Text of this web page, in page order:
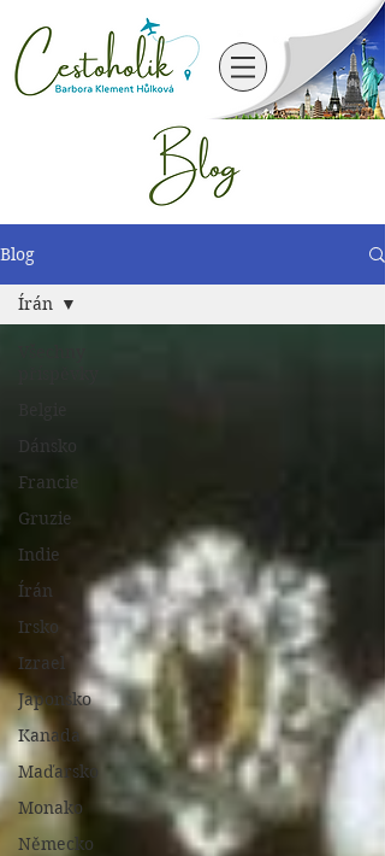
Blog
Dánsko
Francie
Gruzie
Indie
Írán
Irsko
Izrael
Japonsko
Kanada
Maďarsko
Monako
Německo
Írán